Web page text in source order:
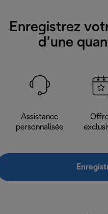
Enregistrez
d’une
Assistance
personnalisée